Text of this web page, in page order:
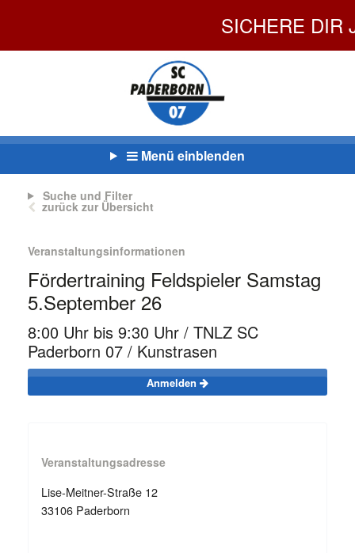
Menü einblenden
Suche und Filter
zurück zur Übersicht
Veranstaltungsinformationen
Fördertraining Feldspieler Samstag
5.September 26
8:00 Uhr bis 9:30 Uhr / TNLZ SC
Paderborn 07 / Kunstrasen
Anmelden
Veranstaltungsadresse
Lise-Meitner-Straße 12
33106 Paderborn
SICHERE DIR